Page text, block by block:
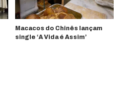
Macacos do Chinês lançam
single ‘A Vida é Assim’